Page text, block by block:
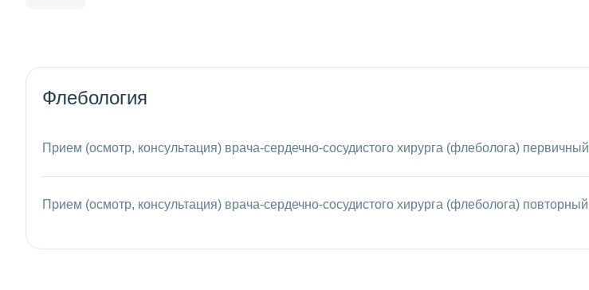
Флебология
Прием (осмотр, консультация) врача-сердечно-сосудистого хирурга (флеболога) первичный
Прием (осмотр, консультация) врача-сердечно-сосудистого хирурга (флеболога) повторный